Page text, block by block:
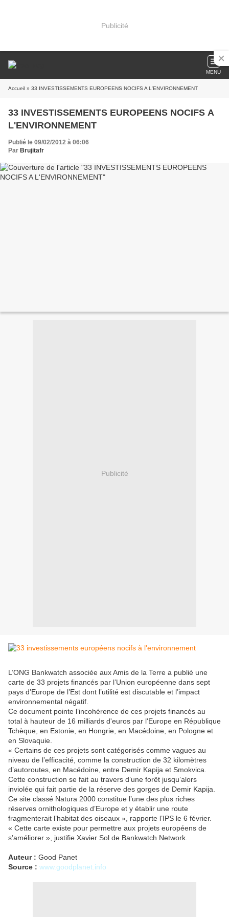
Publicité
MENU
Accueil » 33 INVESTISSEMENTS EUROPEENS NOCIFS A L'ENVIRONNEMENT
33 INVESTISSEMENTS EUROPEENS NOCIFS A
L'ENVIRONNEMENT
Publié le 09/02/2012 à 06:06
Par Brujitafr
Publicité
L’ONG Bankwatch associée aux Amis de la Terre a publié une
carte de 33 projets financés par l’Union européenne dans sept
pays d’Europe de l’Est dont l’utilité est discutable et l’impact
environnemental négatif.
Ce document pointe l’incohérence de ces projets financés au
total à hauteur de 16 milliards d'euros par l'Europe en République
Tchèque, en Estonie, en Hongrie, en Macédoine, en Pologne et
en Slovaquie.
« Certains de ces projets sont catégorisés comme vagues au
niveau de l’efficacité, comme la construction de 32 kilomètres
d’autoroutes, en Macédoine, entre Demir Kapija et Smokvica.
Cette construction se fait au travers d’une forêt jusqu’alors
inviolée qui fait partie de la réserve des gorges de Demir Kapija.
Ce site classé Natura 2000 constitue l’une des plus riches
réserves ornithologiques d’Europe et y établir une route
fragmenterait l’habitat des oiseaux », rapporte l’IPS le 6 février.
« Cette carte existe pour permettre aux projets européens de
s’améliorer », justifie Xavier Sol de Bankwatch Network.
Auteur : Good Panet
Source : www.goodplanet.info